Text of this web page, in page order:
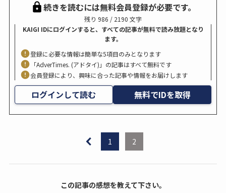
続きを読むには無料会員登録が必要です。
残り 986 / 2190 文字
KAIGI IDにログインすると、すべての記事が無料で読み放題となり
ます。
登録に必要な情報は簡単な5項目のみとなります
「AdverTimes. (アドタイ)」の記事はすべて無料です
会員登録により、興味に合った記事や情報をお届けします
ログインして読む 無料でIDを取得
1 2
この記事の感想を教えて下さい。